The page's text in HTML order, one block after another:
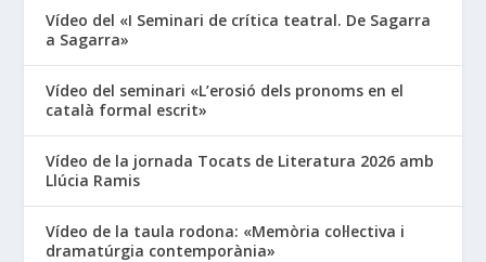
Vídeo del «I Seminari de crítica teatral. De Sagarra
a Sagarra»
Vídeo del seminari «L’erosió dels pronoms en el
català formal escrit»
Vídeo de la jornada Tocats de Literatura 2026 amb
Llúcia Ramis
Vídeo de la taula rodona: «Memòria col·lectiva i
dramatúrgia contemporània»